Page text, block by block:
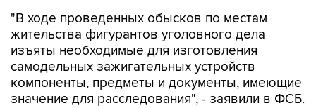
"В ходе проведенных обысков по местам
жительства фигурантов уголовного дела
изъяты необходимые для изготовления
самодельных зажигательных устройств
компоненты, предметы и документы, имеющие
значение для расследования", - заявили в ФСБ.